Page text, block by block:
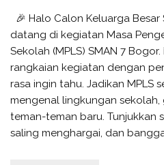
🎉 Halo Calon Keluarga
datang di kegiatan Masa
Sekolah (MPLS) SMAN 7
rangkaian kegiatan dengan
rasa ingin tahu. Jadikan MPLS
mengenal lingkungan sekolah,
teman-teman baru. Tunjukkan
saling menghargai, dan